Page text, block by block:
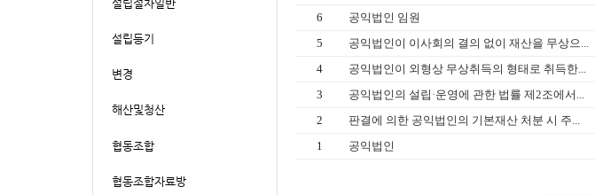
6
공익법인 임원
5
공익법인이 이사회의 결의 없이 재산을 무상으...
4
공익법인이 외형상 무상취득의 형태로 취득한...
3
공익법인의 설립·운영에 관한 법률 제2조에서...
2
판결에 의한 공익법인의 기본재산 처분 시 주...
1
공익법인